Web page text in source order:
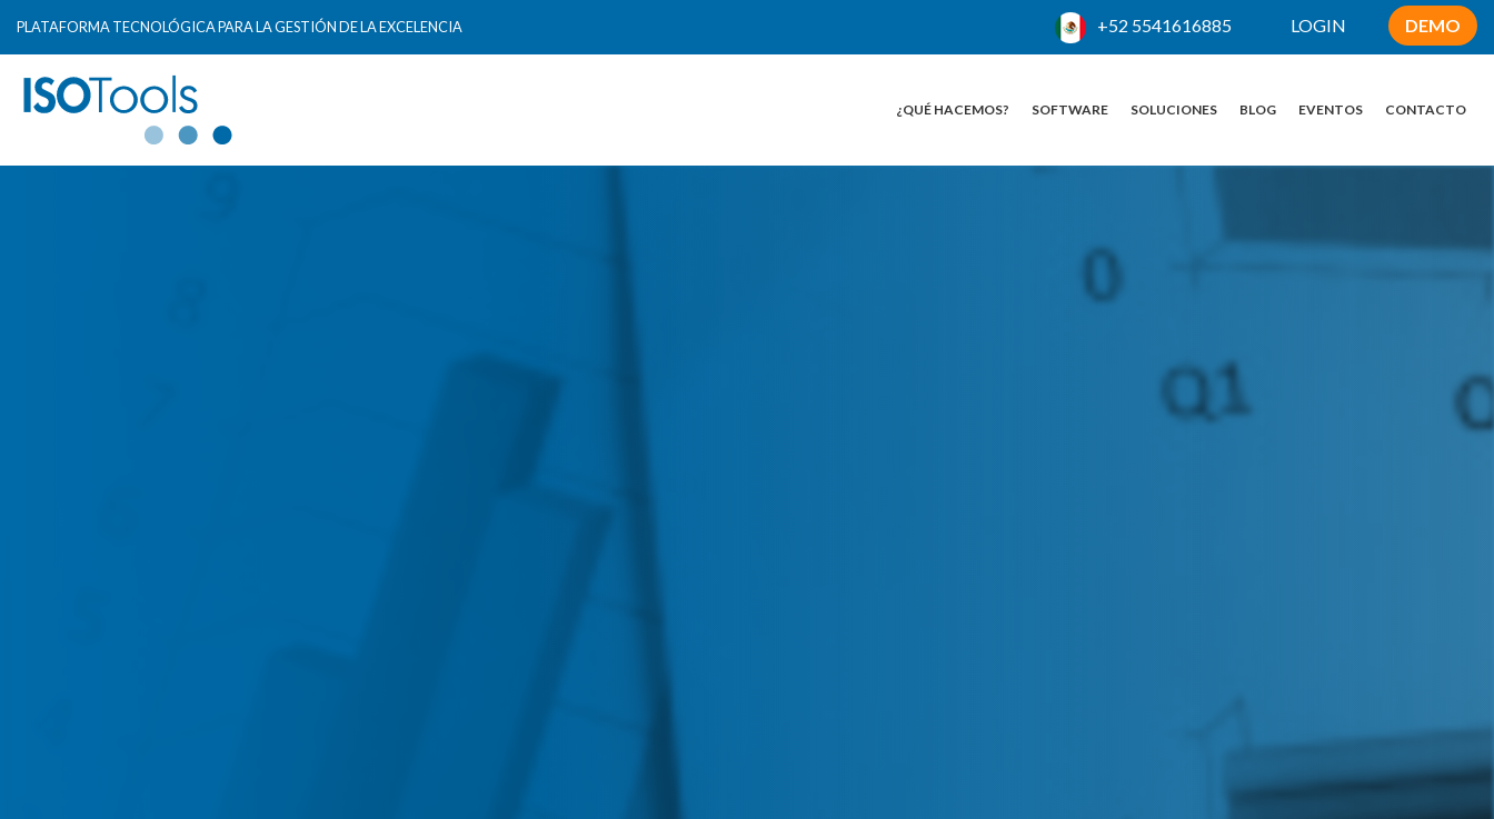
PLATAFORMA TECNOLÓGICA PARA LA GESTIÓN DE LA EXCELENCIA +52 5541616885 LOGIN DEMO
¿QUÉ HACEMOS? SOFTWARE SOLUCIONES BLOG EVENTOS CONTACTO